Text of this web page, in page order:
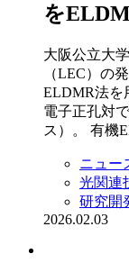
を
大阪公立大
（LEC）の
ELDMR法を
電子正孔対
ス）。 有機
ニュー
光関連
研究開
2026.02.03